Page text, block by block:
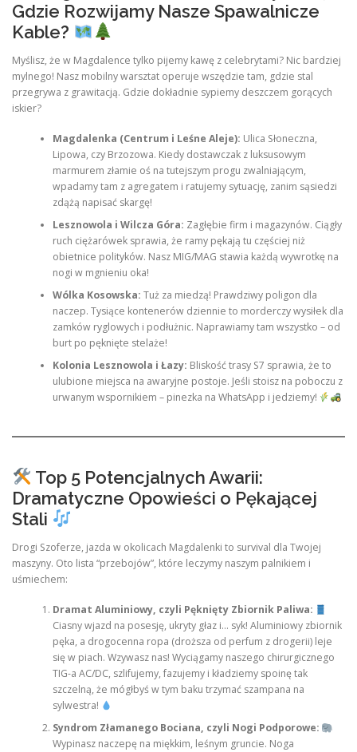
Gdzie Rozwijamy Nasze Spawalnicze
Kable?
Myślisz, że w Magdalence tylko pijemy kawę z celebrytami? Nic bardziej
mylnego! Nasz mobilny warsztat operuje wszędzie tam, gdzie stal
przegrywa z grawitacją. Gdzie dokładnie sypiemy deszczem gorących
iskier?
Magdalenka (Centrum i Leśne Aleje): Ulica Słoneczna,
Lipowa, czy Brzozowa. Kiedy dostawczak z luksusowym
marmurem złamie oś na tutejszym progu zwalniającym,
wpadamy tam z agregatem i ratujemy sytuację, zanim sąsiedzi
zdążą napisać skargę!
Lesznowola i Wilcza Góra: Zagłębie firm i magazynów. Ciągły
ruch ciężarówek sprawia, że ramy pękają tu częściej niż
obietnice polityków. Nasz MIG/MAG stawia każdą wywrotkę na
nogi w mgnieniu oka!
Wólka Kosowska: Tuż za miedzą! Prawdziwy poligon dla
naczep. Tysiące kontenerów dziennie to morderczy wysiłek dla
zamków ryglowych i podłużnic. Naprawiamy tam wszystko – od
burt po pęknięte stelaże!
Kolonia Lesznowola i Łazy: Bliskość trasy S7 sprawia, że to
ulubione miejsca na awaryjne postoje. Jeśli stoisz na poboczu z
urwanym wspornikiem – pinezka na WhatsApp i jedziemy!
Top 5 Potencjalnych Awarii:
Dramatyczne Opowieści o Pękającej
Stali
Drogi Szoferze, jazda w okolicach Magdalenki to survival dla Twojej
maszyny. Oto lista “przebojów”, które leczymy naszym palnikiem i
uśmiechem:
Dramat Aluminiowy, czyli Pęknięty Zbiornik Paliwa:
Ciasny wjazd na posesję, ukryty głaz i… syk! Aluminiowy zbiornik
pęka, a drogocenna ropa (droższa od perfum z drogerii) leje
się w piach. Wzywasz nas! Wyciągamy naszego chirurgicznego
TIG-a AC/DC, szlifujemy, fazujemy i kładziemy spoinę tak
szczelną, że mógłbyś w tym baku trzymać szampana na
sylwestra!
Syndrom Złamanego Bociana, czyli Nogi Podporowe:
Wypinasz naczepę na miękkim, leśnym gruncie. Noga